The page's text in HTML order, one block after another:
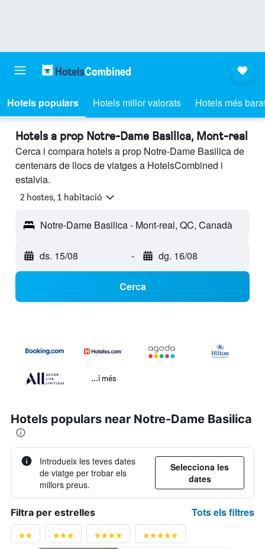
Hotels populars Hotels millor valorats Hotels més
Hotels a prop Notre-Dame Basilica, Mont-real
Cerca i compara hotels a prop Notre-Dame Basilica de
centenars de llocs de viatges a HotelsCombined i
estalvia.
2 hostes, 1 habitació
Notre-Dame Basilica - Mont-real, QC, Canadà
ds. 15/08 - dg. 16/08
Cerca
...i més
Hotels populars near Notre-Dame Basilica
Introdueix les teves dates
de viatge per trobar els
millors preus.
Selecciona les
dates
Filtra per estrelles Tots els filtres